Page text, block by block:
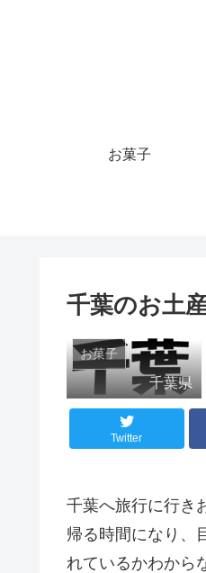
お菓子
千葉のお土
お菓子
千葉県
Twitter
千葉へ旅行に行き
帰る時間になり、
れているかわから